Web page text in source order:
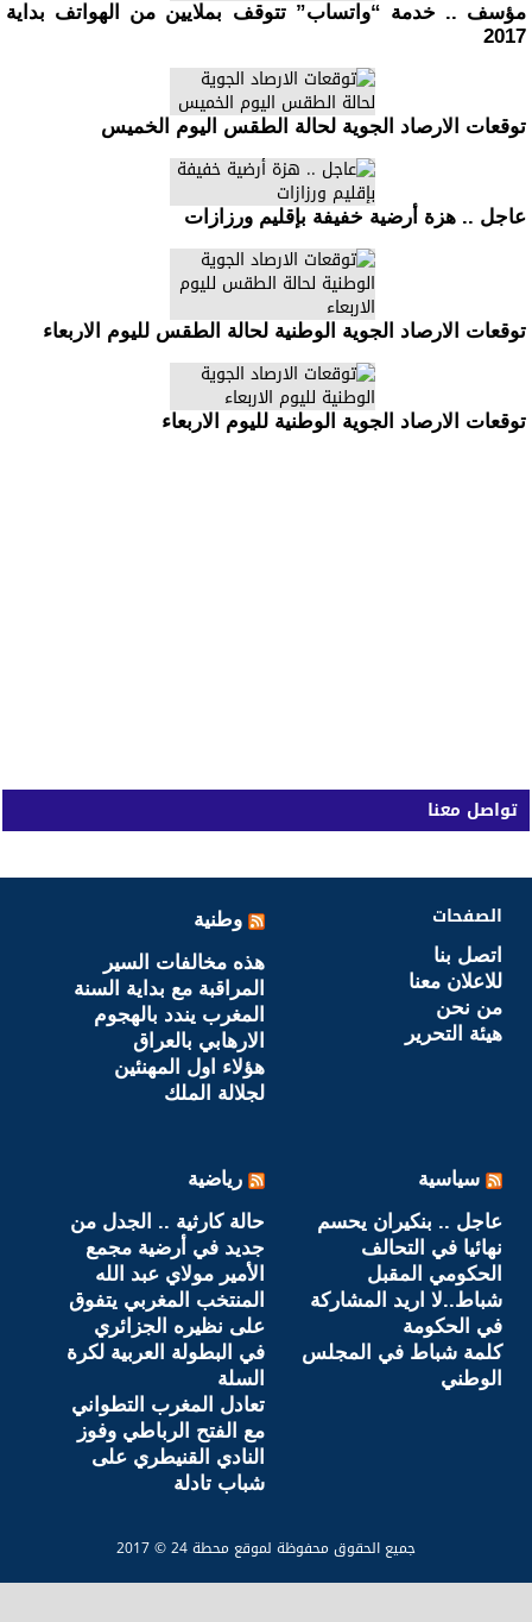
مؤسف .. خدمة “واتساب” تتوقف بملايين من الهواتف بداية
2017
توقعات الارصاد الجوية لحالة الطقس اليوم الخميس
عاجل .. هزة أرضية خفيفة بإقليم ورزازات
توقعات الارصاد الجوية الوطنية لحالة الطقس لليوم الاربعاء
توقعات الارصاد الجوية الوطنية لليوم الاربعاء
تواصل معنا
الصفحات
اتصل بنا
للاعلان معنا
من نحن
هيئة التحرير
وطنية
هذه مخالفات السير
المراقبة مع بداية السنة
المغرب يندد بالهجوم
الارهابي بالعراق
هؤلاء اول المهنئين
لجلالة الملك
سياسية
عاجل .. بنكيران يحسم
نهائيا في التحالف
الحكومي المقبل
شباط..لا اريد المشاركة
في الحكومة
كلمة شباط في المجلس
الوطني
رياضية
حالة كارثية .. الجدل من
جديد‎ في أرضية مجمع
الأمير مولاي عبد الله
المنتخب المغربي يتفوق
على نظيره الجزائري
في البطولة العربية لكرة
السلة
تعادل المغرب التطواني
مع الفتح الرباطي وفوز
النادي القنيطري على
شباب تادلة
جميع الحقوق محفوظة لموقع محطة 24 © 2017